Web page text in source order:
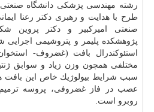
رشته مهندسی پزشكی دانشگاه صنعتی
طرح با هدایت و رهبری دكتر رعنا
صنعتی امیركبیر و دكتر پروین
پژوهشكده پلیمر و پتروشیمی اجرایی
استئوكندرال بافت (غضروف-
مختلفی همچون وزن زیاد و سوابق
سبب شرایط بیولوژیك خاص این بافت
عصب در فاز غضروفی، پروسه
روبرو است.